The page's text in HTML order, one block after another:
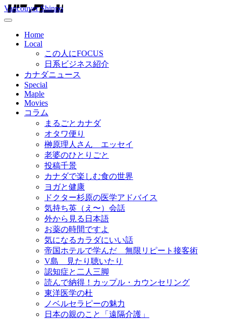
Vancouver Shinpo
Home
Local
この人にFOCUS
日系ビジネス紹介
カナダニュース
Special
Maple
Movies
コラム
まるごとカナダ
オタワ便り
榊原理人さん エッセイ
老婆のひとりごと
投稿千景
カナダで楽しむ食の世界
ヨガと健康
ドクター杉原の医学アドバイス
気持ち英（え〜）会話
外から見る日本語
お薬の時間ですよ
気になるカラダにいい話
帝国ホテルで学んだ 無限リピート接客術
V島 見たり聴いたり
認知症と二人三脚
読んで納得！カップル・カウンセリング
東洋医学の杜
ノベルセラピーの魅力
日本の親のこと「遠隔介護」